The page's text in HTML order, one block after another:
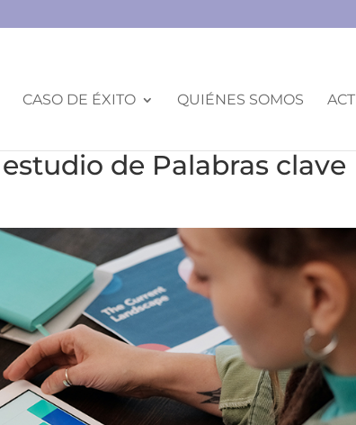
CASO DE ÉXITO QUIÉNES SOMOS
de Palabras clave